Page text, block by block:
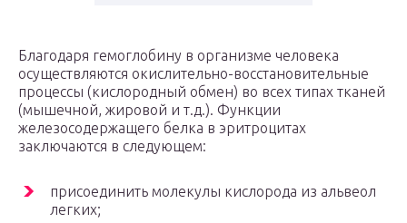
Благодаря гемоглобину в организме человека
осуществляются окислительно-восстановительные
процессы (кислородный обмен) во всех типах тканей
(мышечной, жировой и т.д.). Функции
железосодержащего белка в эритроцитах
заключаются в следующем:
присоединить молекулы кислорода из альвеол
легких;